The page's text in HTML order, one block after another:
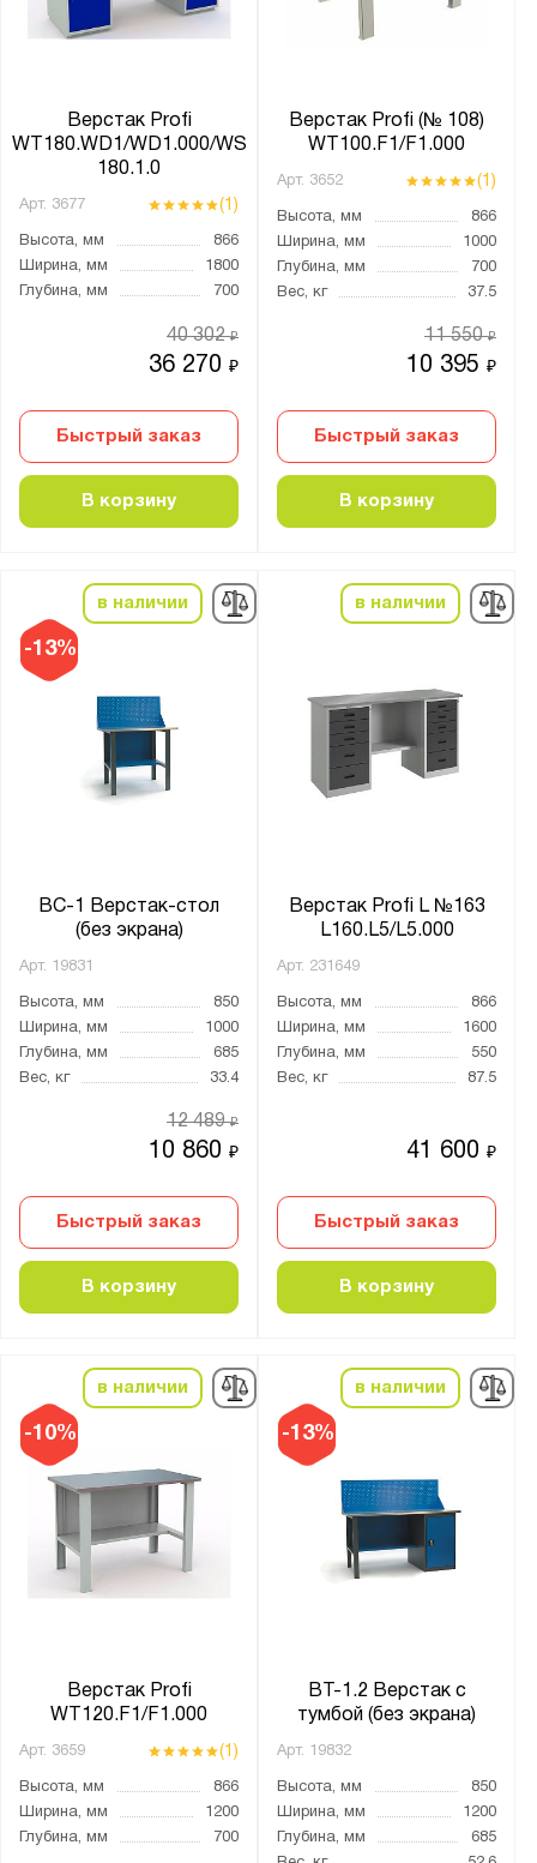
Верстак Profi
WT180.WD1/WD1.000/WS
180.1.0
Арт. 3677 (1)
Высота, мм
866
Ширина, мм
1800
Глубина, мм
700
36 270₽
40 302₽
Быстрый заказ
В корзину
Верстак Profi (№ 108)
WT100.F1/F1.000
Арт. 3652 (1)
Высота, мм
866
Ширина, мм
1000
Глубина, мм
700
Вес, кг
37.5
10 395₽
11 550₽
Быстрый заказ
В корзину
-13%
в наличии
ВС-1 Верстак-стол
(без экрана)
Арт. 19831
Высота, мм
850
Ширина, мм
1000
Глубина, мм
685
Вес, кг
33.4
10 860₽
12 489₽
Быстрый заказ
В корзину
в наличии
Верстак Profi L №163
L160.L5/L5.000
Арт. 231649
Высота, мм
866
Ширина, мм
1600
Глубина, мм
550
Вес, кг
87.5
41 600₽
Быстрый заказ
В корзину
-10%
в наличии
Верстак Profi
WT120.F1/F1.000
Арт. 3659 (1)
Высота, мм
866
Ширина, мм
1200
Глубина, мм
700
-13%
в наличии
ВТ-1.2 Верстак с
тумбой (без экрана)
Арт. 19832
Высота, мм
850
Ширина, мм
1200
Глубина, мм
685
порошковое
от до
Количество выдвижных ящиков, шт.:
3
7
8
9
11
15
16
18
Нагрузка на полку, кг:
Тип замка:
2 ключевых
3 ключевых
4 ключевых
Ключевой
Наличие тумб:
3 тумбы
6 тумб
Без тумб
Без тумбы
Две тумбы
Четыре тумбы
Толщина:
от